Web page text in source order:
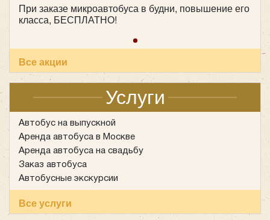
При заказе микроавтобуса в будни, повышение его
класса, БЕСПЛАТНО!
Все акции
Услуги
Автобус на выпускной
Аренда автобуса в Москве
Аренда автобуса на свадьбу
Заказ автобуса
Автобусные экскурсии
Все услуги
Количество мест:53
Класс:туристический
2800 руб/час
Yutong ZK6128